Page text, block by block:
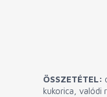
ÖSSZETÉTEL:
kukorica, valódi